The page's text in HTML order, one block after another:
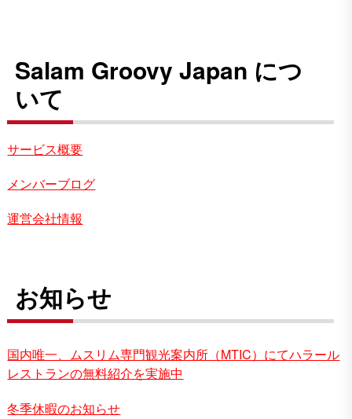
Salam Groovy Japan につ
いて
サービス概要
メンバーブログ
運営会社情報
お知らせ
国内唯一、ムスリム専門観光案内所（MTIC）にてハラール
レストランの無料紹介を実施中
冬季休暇のお知らせ